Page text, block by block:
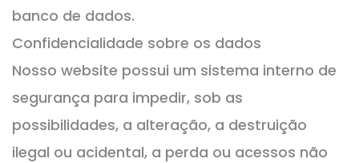
banco de dados.
Confidencialidade sobre os dados
Nosso website possui um sistema interno de
segurança para impedir, sob as
possibilidades, a alteração, a destruição
ilegal ou acidental, a perda ou acessos não